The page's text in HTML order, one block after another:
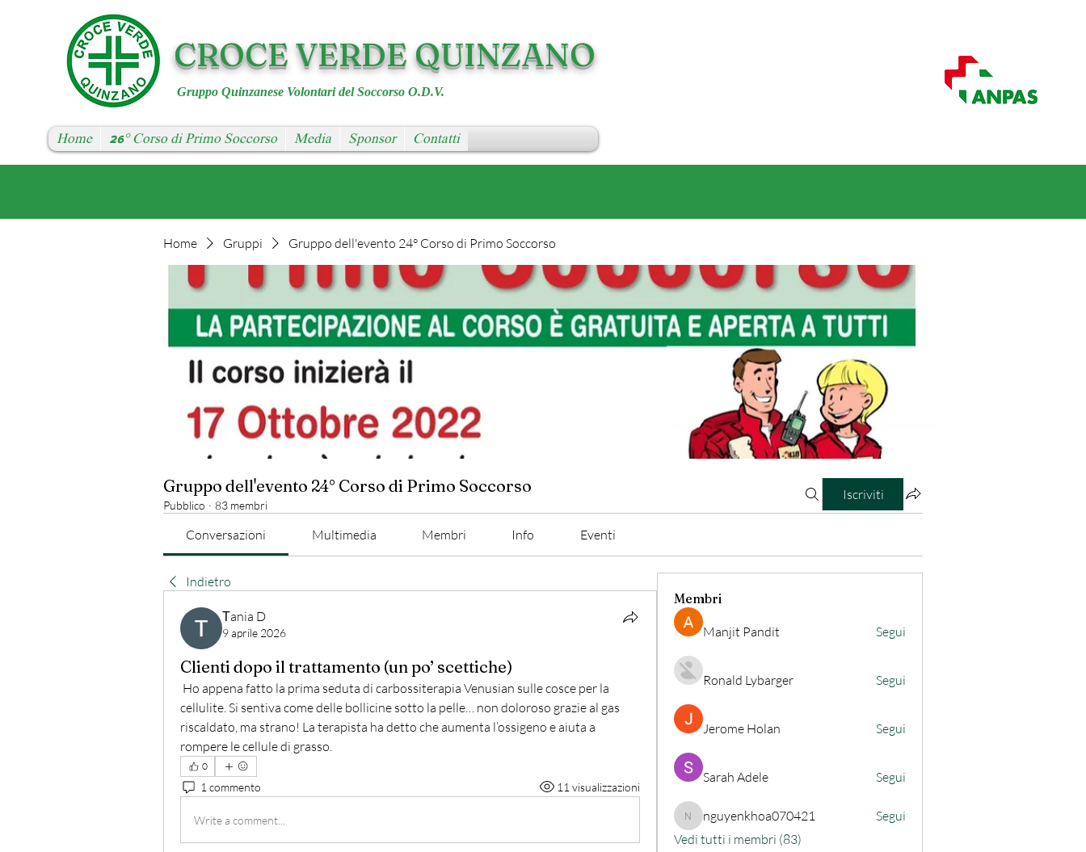
CROCE VERDE QUINZANO
Gruppo Quinzanese Volontari del Soccorso O.D.V.
Home 26° Corso di Primo Soccorso Media Sponsor Contatti
Home Gruppi Gruppo dell'evento 24° Corso di Primo Soccorso
Gruppo dell'evento 24° Corso di Primo Soccorso
Pubblico · 83 membri
Iscriviti
Conversazioni Multimedia Membri Info Eventi
Indietro
Тania D
9 aprile 2026
Clienti dopo il trattamento (un po’ scettiche)
Ho appena fatto la prima seduta di carbossiterapia Venusian sulle cosce per la
cellulite. Si sentiva come delle bollicine sotto la pelle… non doloroso grazie al gas
riscaldato, ma strano! La terapista ha detto che aumenta l’ossigeno e aiuta a
rompere le cellule di grasso.
0
1 commento 11 visualizzazioni
Write a comment...
Membri
Manjit Pandit Segui
Ronald Lybarger Segui
Jerome Holan Segui
Sarah Adele Segui
nguyenkhoa070421
nguyenkhoa070421
Segui
Vedi tutti i membri (83)